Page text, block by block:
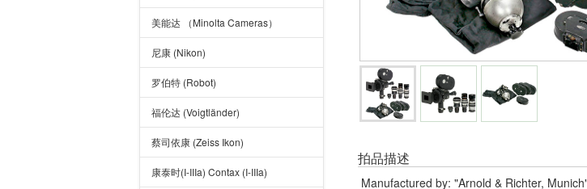
美能达 （Minolta Cameras）
尼康 (Nikon)
罗伯特 (Robot)
福伦达 (Voigtländer)
蔡司依康 (Zeiss Ikon)
康泰时(I-IIIa) Contax (I-IIIa)
拍品描述
Manufactured by: "Arnold & Richter,